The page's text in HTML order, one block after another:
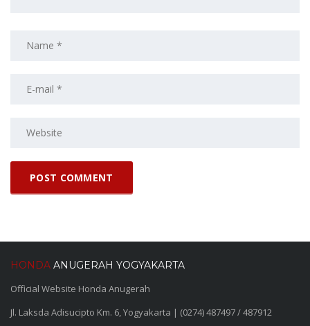
HONDA ANUGERAH YOGYAKARTA
Official Website Honda Anugerah
Jl. Laksda Adisucipto Km. 6, Yogyakarta | (0274) 487497 / 487912